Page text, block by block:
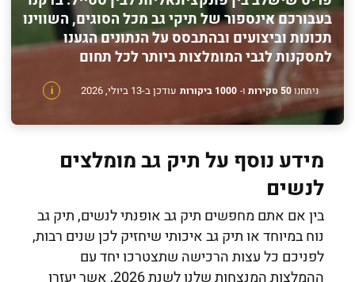
בעבורכם אינספור של תיקי גב מכל הסוגים, השווינו
תכונות וביצועים ובהתבסס על הנתונים הגענו
למסקנות לגבי המומלצות ביותר לכל תחום
ניתחנו50 סקירות ו- 1000 ביקורות i עודכן ב-13 ביולי, 2026
מידע נוסף על תיק גב מומלצים
לנשים
בין אם אתם מחפשים תיק גב אופנתי לנשים, תיק גב
נוח במיוחד או תיק גב איכותי שיחזיק לכן שנים רבות,
לפניכם כל עצות הרכישה שתצטרכו יחד עם
ההמלצות המנצחות שלנו לשנת 2026, אשר יעזרו